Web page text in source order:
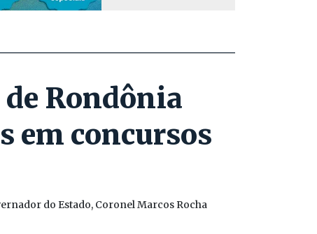
Rondônia
em concursos
do Estado, Coronel Marcos Rocha